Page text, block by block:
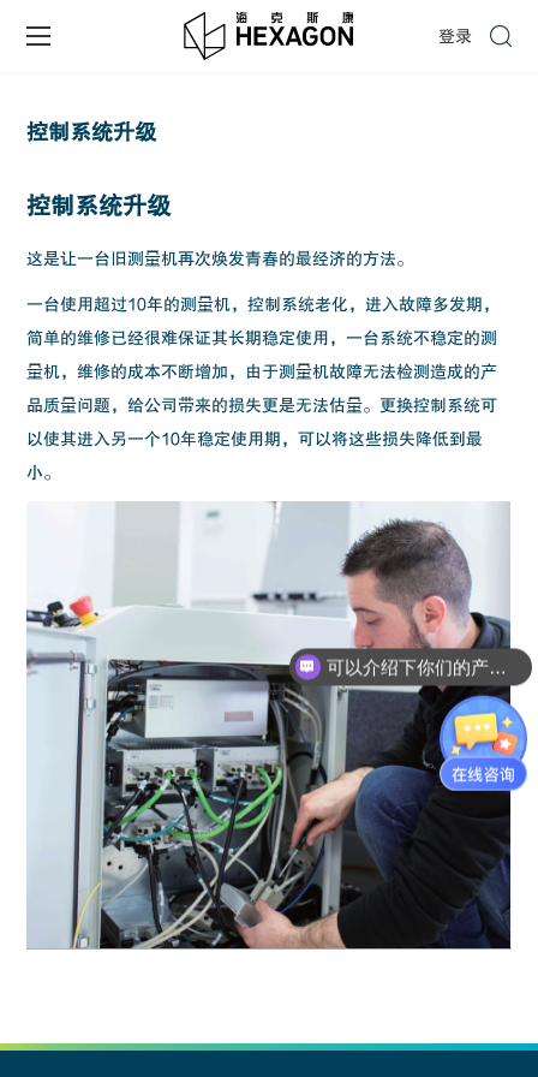
登录
控制系统升级
控制系统升级
这是让一台旧测量机再次焕发青春的最经济的方法。
一台使用超过10年的测量机，控制系统老化，进入故障多发期，
简单的维修已经很难保证其长期稳定使用，一台系统不稳定的测
量机，维修的成本不断增加，由于测量机故障无法检测造成的产
品质量问题，给公司带来的损失更是无法估量。更换控制系统可
以使其进入另一个10年稳定使用期，可以将这些损失降低到最
小。
可以介绍下你们的产品么？